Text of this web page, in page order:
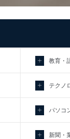
教育・
テクノ
パソコ
新聞・